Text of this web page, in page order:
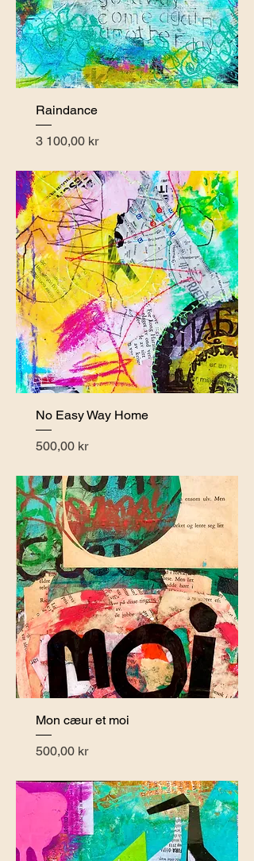
Raindance
Pris
3 100,00 kr
No Easy Way Home
Pris
500,00 kr
Mon cæur et moi
Pris
500,00 kr